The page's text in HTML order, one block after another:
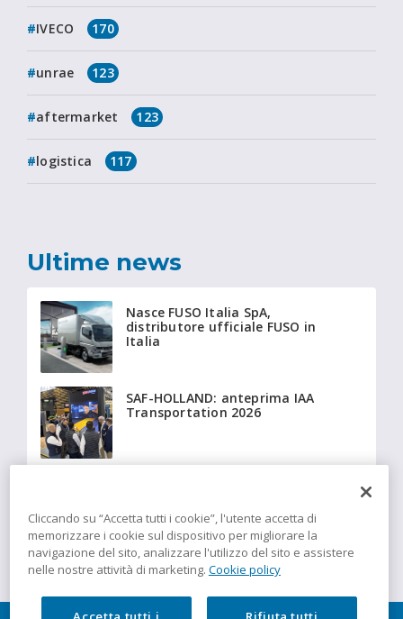
IVECO 170
unrae 123
aftermarket 123
logistica 117
Ultime news
Nasce FUSO Italia SpA,
distributore ufficiale FUSO in
Italia
SAF-HOLLAND: anteprima IAA
Transportation 2026
isotermici equipaggiati con
tecnologia Insulation
Cliccando su “Accetta tutti i cookie”, l'utente accetta di
memorizzare i cookie sul dispositivo per migliorare la
navigazione del sito, analizzare l'utilizzo del sito e assistere
nelle nostre attività di marketing. Cookie policy